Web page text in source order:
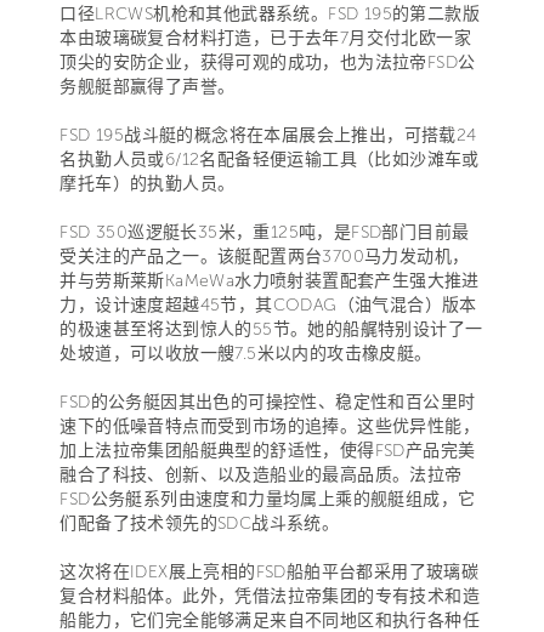
口径LRCWS机枪和其他武器系统。FSD 195的第二款版
本由玻璃碳复合材料打造，已于去年7月交付北欧一家
顶尖的安防企业，获得可观的成功，也为法拉帝FSD公
务舰艇部赢得了声誉。
FSD 195战斗艇的概念将在本届展会上推出，可搭载24
名执勤人员或6/12名配备轻便运输工具（比如沙滩车或
摩托车）的执勤人员。
FSD 350巡逻艇长35米，重125吨，是FSD部门目前最
受关注的产品之一。该艇配置两台3700马力发动机，
并与劳斯莱斯KaMeWa水力喷射装置配套产生强大推进
力，设计速度超越45节，其CODAG（油气混合）版本
的极速甚至将达到惊人的55节。她的船艉特别设计了一
处坡道，可以收放一艘7.5米以内的攻击橡皮艇。
FSD的公务艇因其出色的可操控性、稳定性和百公里时
速下的低噪音特点而受到市场的追捧。这些优异性能，
加上法拉帝集团船艇典型的舒适性，使得FSD产品完美
融合了科技、创新、以及造船业的最高品质。法拉帝
FSD公务艇系列由速度和力量均属上乘的舰艇组成，它
们配备了技术领先的SDC战斗系统。
这次将在IDEX展上亮相的FSD船舶平台都采用了玻璃碳
复合材料船体。此外，凭借法拉帝集团的专有技术和造
船能力，它们完全能够满足来自不同地区和执行各种任